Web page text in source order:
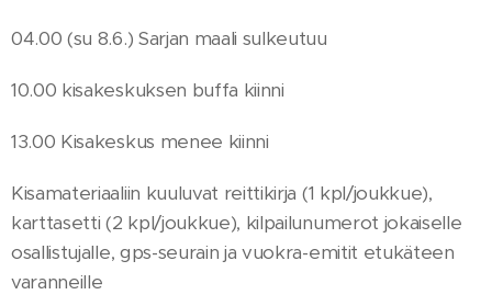
04.00 (su 8.6.) Sarjan maali sulkeutuu
10.00 kisakeskuksen buffa kiinni
13.00 Kisakeskus menee kiinni
Kisamateriaaliin kuuluvat reittikirja (1 kpl/joukkue),
karttasetti (2 kpl/joukkue), kilpailunumerot jokaiselle
osallistujalle, gps-seurain ja vuokra-emitit etukäteen
varanneille